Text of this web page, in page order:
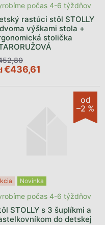
rastúci stôl STOLLY
výškami stola +
stolička
počas 4-6 týždňov
€436,61
od
–2 %
Novinka
STOLLY s 3 šuplíkmi a
do detskej
počas 4-6 týždňov